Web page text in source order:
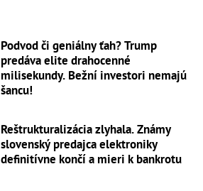
Podvod či geniálny ťah? Trump
predáva elite drahocenné
milisekundy. Bežní investori nemajú
šancu!
Reštrukturalizácia zlyhala. Známy
slovenský predajca elektroniky
definitívne končí a mieri k bankrotu